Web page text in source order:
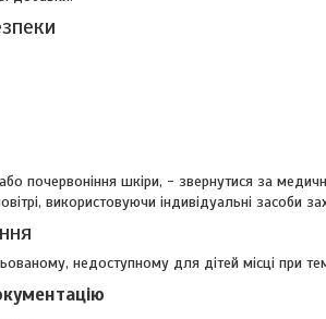
почервоніння шкіри, - звернутися за
використовуючи індивідуальні засоби
недоступному для дітей місці при